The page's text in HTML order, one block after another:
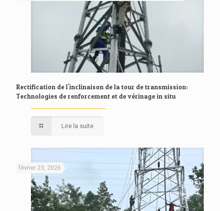
Rectification de l'inclinaison de la tour de transmission:
Technologies de renforcement et de vérinage in situ
Lire la suite
février 23, 2026